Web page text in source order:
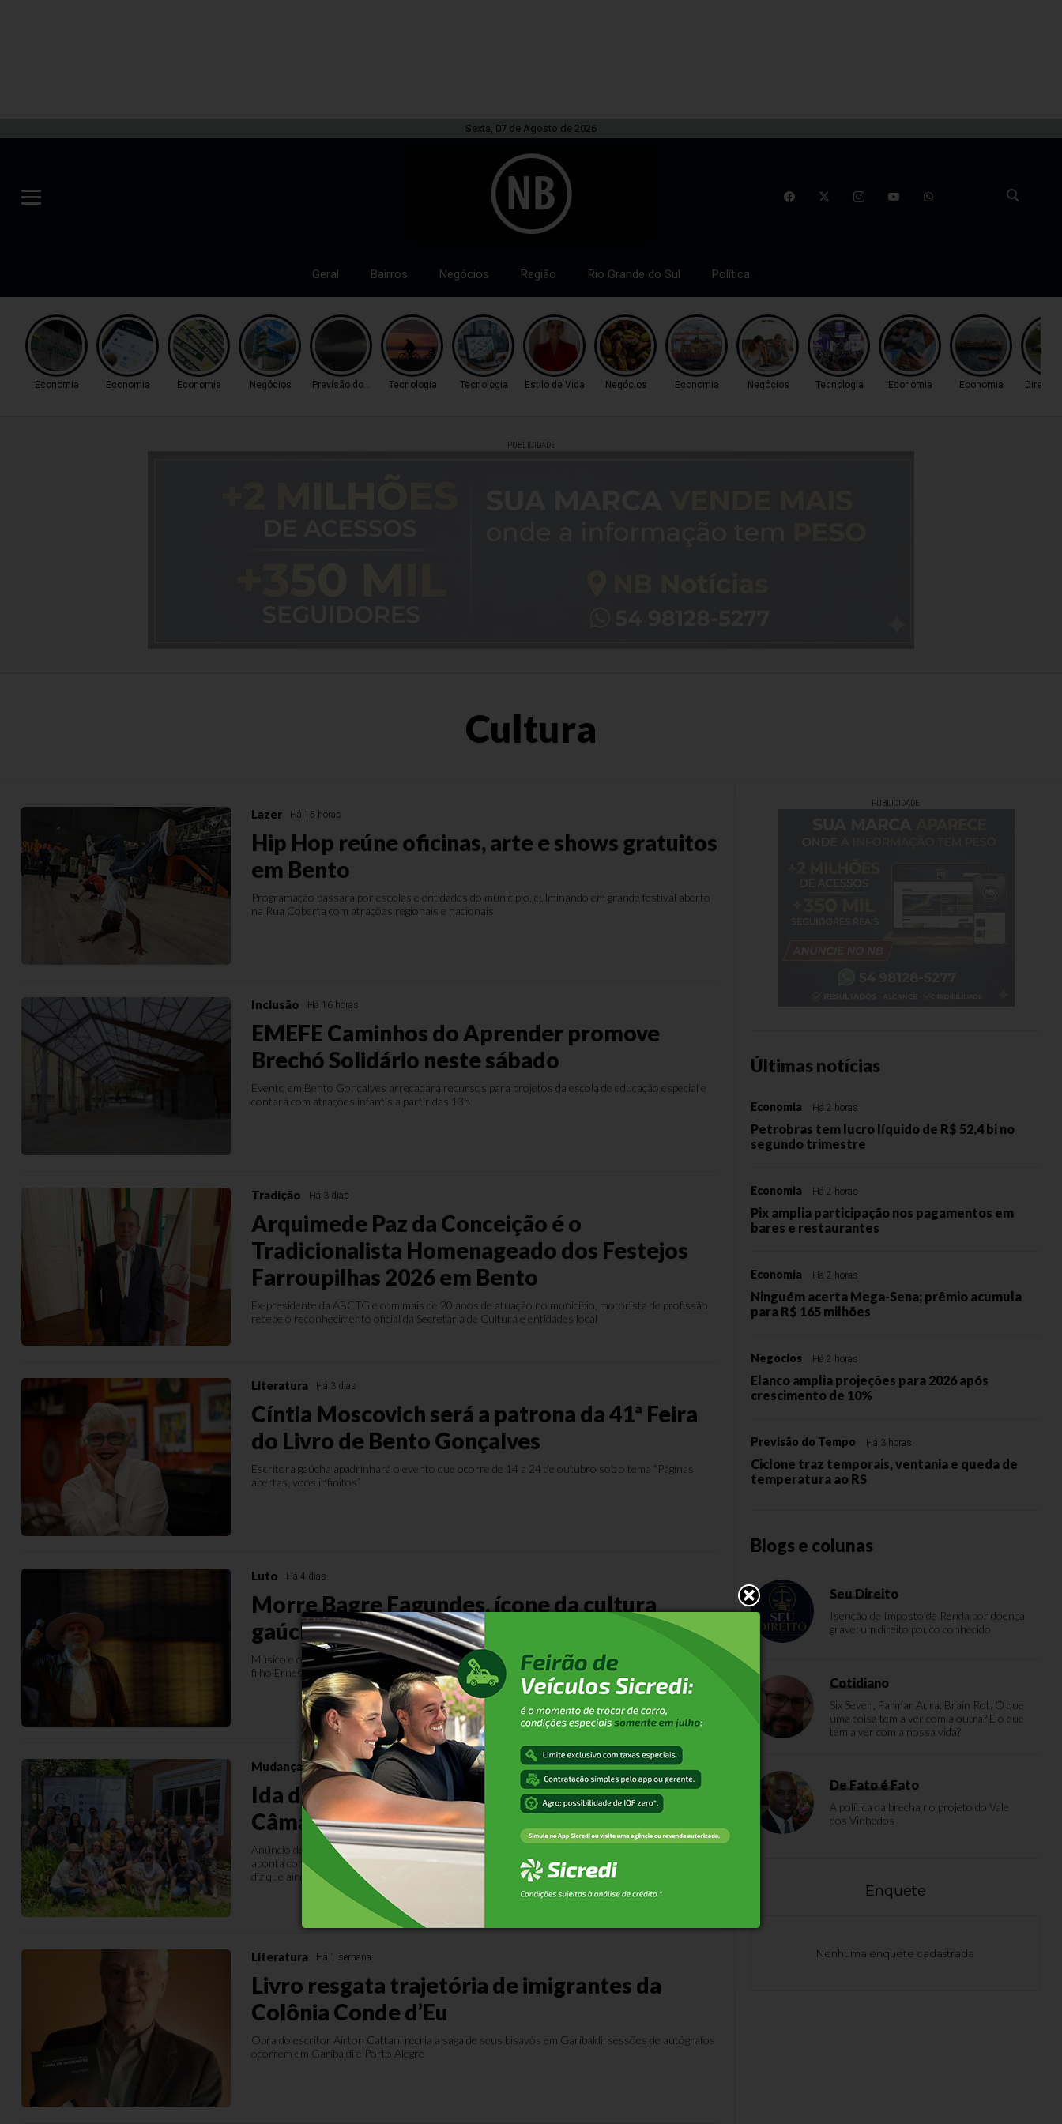
Sexta, 07 de Agosto de 2026
Geral Bairros Negócios Região Rio Grande do Sul Política
Economia Economia Economia Negócios Previsão do TempoTecnologia Tecnologia Estilo de Vida Negócios Economia Negócios Tecnologia Economia Economia Direito
PUBLICIDADE
Cultura
Lazer Há 15 horas
Hip Hop reúne oficinas, arte e shows gratuitos
em Bento
Programação passará por escolas e entidades do município, culminando em grande festival aberto
na Rua Coberta com atrações regionais e nacionais
Inclusão Há 16 horas
EMEFE Caminhos do Aprender promove
Brechó Solidário neste sábado
Evento em Bento Gonçalves arrecadará recursos para projetos da escola de educação especial e
contará com atrações infantis a partir das 13h
Tradição Há 3 dias
Arquimede Paz da Conceição é o
Tradicionalista Homenageado dos Festejos
Farroupilhas 2026 em Bento
Ex-presidente da ABCTG e com mais de 20 anos de atuação no município, motorista de profissão
recebe o reconhecimento oficial da Secretaria de Cultura e entidades local
Literatura Há 3 dias
Cíntia Moscovich será a patrona da 41ª Feira
do Livro de Bento Gonçalves
Escritora gaúcha apadrinhará o evento que ocorre de 14 a 24 de outubro sob o tema “Páginas
abertas, voos infinitos”
Luto Há 4 dias
Morre Bagre Fagundes, ícone da cultura
gaúcha
Músico e compositor marcou a história do tradicionalismo do RS e teve o óbito confirmado pelo
filho Ernesto Fagundes neste domingo
Mudança Há 1 semana
Ida da Biblioteca Castro Alves para prédio da
Câmara gera questionamentos
Anúncio de transferência da biblioteca para a antiga sede do Legislativo — imóvel que a associação
aponta como insalubre — mobiliza frequentadores, que cobram laudo técnico e diálogo; prefeitura
diz que ainda vai avaliar o local.
Literatura Há 1 semana
Livro resgata trajetória de imigrantes da
Colônia Conde d’Eu
Obra do escritor Airton Cattani recria a saga de seus bisavós em Garibaldi; sessões de autógrafos
ocorrem em Garibaldi e Porto Alegre
PUBLICIDADE
Últimas notícias
Economia Há 2 horas
Petrobras tem lucro líquido de R$ 52,4 bi no
segundo trimestre
Economia Há 2 horas
Pix amplia participação nos pagamentos em
bares e restaurantes
Economia Há 2 horas
Ninguém acerta Mega-Sena; prêmio acumula
para R$ 165 milhões
Negócios Há 2 horas
Elanco amplia projeções para 2026 após
crescimento de 10%
Previsão do Tempo Há 3 horas
Ciclone traz temporais, ventania e queda de
temperatura ao RS
Blogs e colunas
Seu Direito
Isenção de Imposto de Renda por doença
grave: um direito pouco conhecido
Cotidiano
Six Seven, Farmar Aura, Brain Rot. O que
uma coisa tem a ver com a outra? E o que
tem a ver com a nossa vida?
De Fato é Fato
A política da brecha no projeto do Vale
dos Vinhedos
Enquete
Nenhuma enquete cadastrada